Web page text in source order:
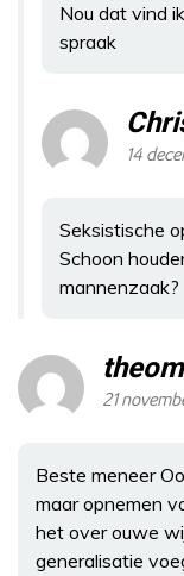
Nou dat vind
spraak
14
Seksistische
Schoon
mannenzaak?
21
Beste meneer
maar opnemen
het over ouwe
generalisatie